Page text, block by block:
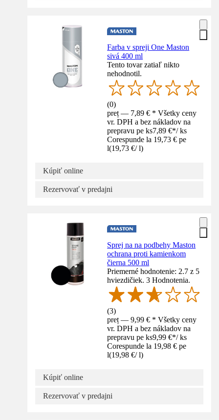
Farba v spreji One Maston
sivá 400 ml
Tento tovar zatiaľ nikto
nehodnotil.
(0)
preț — 7,89 € * Všetky ceny
vr. DPH a bez nákladov na
prepravu pe ks7,89 €*/ ks
Corespunde la 19,73 € pe
l(19,73 €/ l)
Kúpiť online
Rezervovať v predajni
Sprej na na podbehy Maston
ochrana proti kamienkom
čierna 500 ml
Priemerné hodnotenie: 2.7 z 5
hviezdičiek. 3 Hodnotenia.
(3)
preț — 9,99 € * Všetky ceny
vr. DPH a bez nákladov na
prepravu pe ks9,99 €*/ ks
Corespunde la 19,98 € pe
l(19,98 €/ l)
Kúpiť online
Rezervovať v predajni